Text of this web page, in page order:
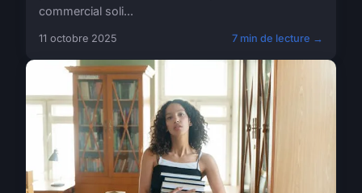
commercial soli...
11 octobre 2025 7 min de lecture →